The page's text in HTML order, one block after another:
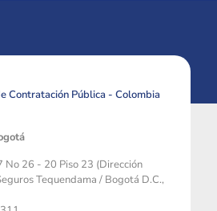
Contratación Pública - Colombia
No 26 - 20 Piso 23 (Dirección
Tequendama / Bogotá D.C.,